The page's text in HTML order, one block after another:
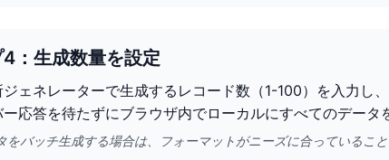
：生成数量を設定
ジェネレーターで生成するレコード数（1-100）を入力し
応答を待たずにブラウザ内でローカルにすべてのデータ
をバッチ生成する場合は、フォーマットがニーズに合っているこ